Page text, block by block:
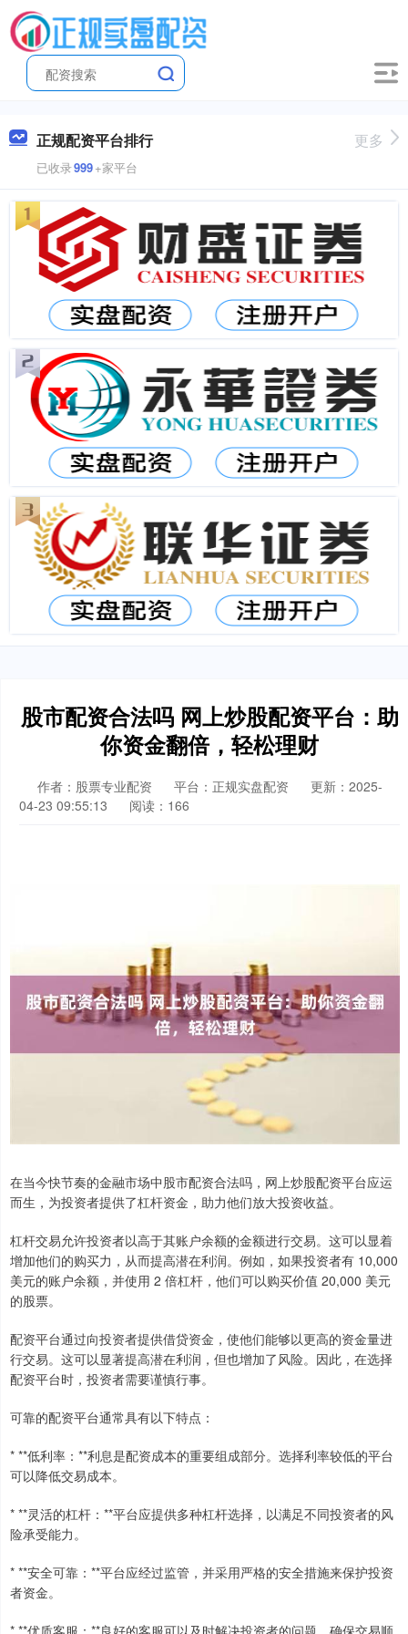
正规配资平台排行
已收录999+家平台
更多
股市配资合法吗 网上炒股配资平台：助
你资金翻倍，轻松理财
作者：股票专业配资 平台：正规实盘配资
更新：2025-
04-23 09:55:13
阅读：166
在当今快节奏的金融市场中股市配资合法吗，网上炒股配资平台应运
而生，为投资者提供了杠杆资金，助力他们放大投资收益。
杠杆交易允许投资者以高于其账户余额的金额进行交易。这可以显着
增加他们的购买力，从而提高潜在利润。例如，如果投资者有 10,000
美元的账户余额，并使用 2 倍杠杆，他们可以购买价值 20,000 美元
的股票。
配资平台通过向投资者提供借贷资金，使他们能够以更高的资金量进
行交易。这可以显著提高潜在利润，但也增加了风险。因此，在选择
配资平台时，投资者需要谨慎行事。
可靠的配资平台通常具有以下特点：
* **低利率：**利息是配资成本的重要组成部分。选择利率较低的平台
可以降低交易成本。
* **灵活的杠杆：**平台应提供多种杠杆选择，以满足不同投资者的风
险承受能力。
* **安全可靠：**平台应经过监管，并采用严格的安全措施来保护投资
者资金。